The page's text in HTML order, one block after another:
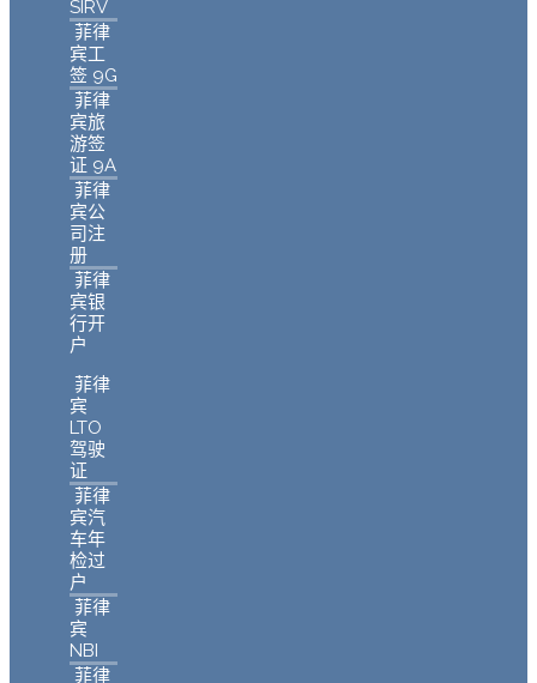
SIRV
菲律
宾工
签 9G
菲律
宾旅
游签
证 9A
菲律
宾公
司注
册
菲律
宾银
行开
户
菲律
宾
LTO
驾驶
证
菲律
宾汽
车年
检过
户
菲律
宾
NBI
菲律